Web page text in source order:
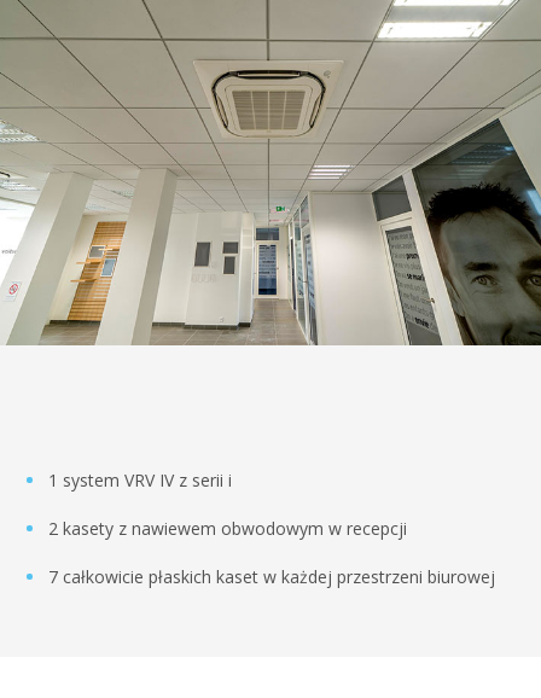
1 system VRV IV z serii i
2 kasety z nawiewem obwodowym w recepcji
7 całkowicie płaskich kaset w każdej przestrzeni biurowej